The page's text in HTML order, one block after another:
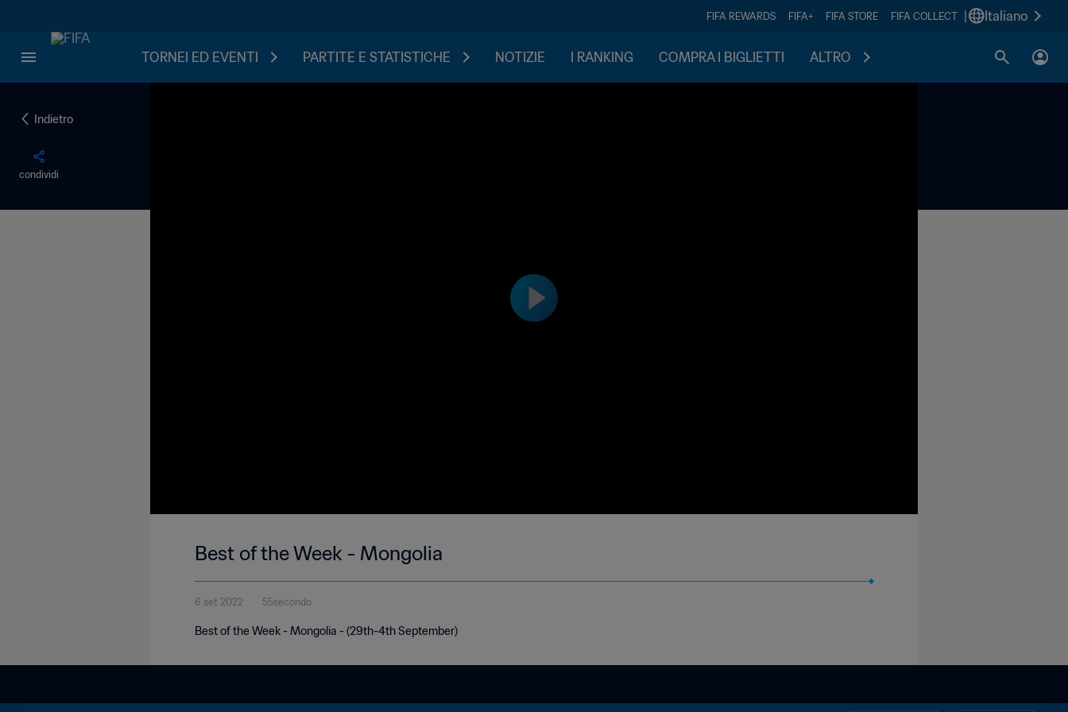
FIFA REWARDS FIFA+ FIFA STORE FIFA COLLECT Italiano
TORNEI ED EVENTI PARTITE E STATISTICHE NOTIZIE I RANKING COMPRA I BIGLIETTI ALTRO
Indietro
condividi
Best of the Week - Mongolia
6 set 2022 55secondo
Best of the Week - Mongolia - (29th-4th September)